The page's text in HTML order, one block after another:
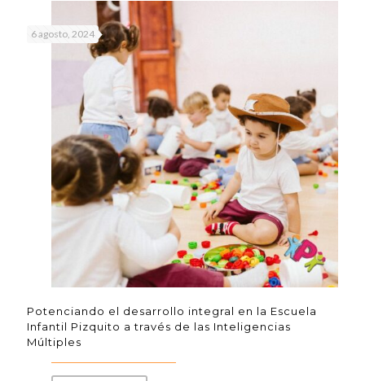
6 agosto, 2024
Potenciando el desarrollo integral en la Escuela
Infantil Pizquito a través de las Inteligencias
Múltiples